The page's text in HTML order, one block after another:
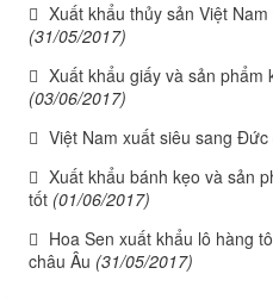
Xuất khẩu thủy sản Việt
(31/05/2017)
Xuất khẩu giấy và sản phẩm
(03/06/2017)
Việt Nam xuất siêu sang
Xuất khẩu bánh kẹo và sản
tốt (01/06/2017)
Hoa Sen xuất khẩu lô hàng
châu Âu (31/05/2017)